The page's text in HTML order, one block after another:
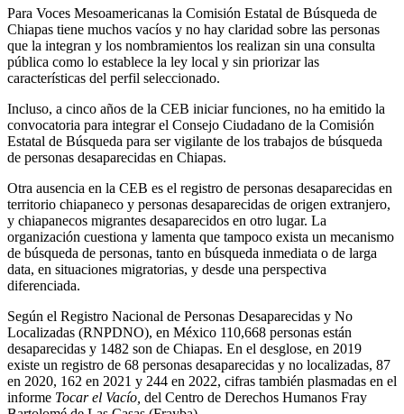
Para Voces Mesoamericanas la Comisión Estatal de Búsqueda de
Chiapas tiene muchos vacíos y no hay claridad sobre las personas
que la integran y los nombramientos los realizan sin una consulta
pública como lo establece la ley local y sin priorizar las
características del perfil seleccionado.
Incluso, a cinco años de la CEB iniciar funciones, no ha emitido la
convocatoria para integrar el Consejo Ciudadano de la Comisión
Estatal de Búsqueda para ser vigilante de los trabajos de búsqueda
de personas desaparecidas en Chiapas.
Otra ausencia en la CEB es el registro de personas desaparecidas en
territorio chiapaneco y personas desaparecidas de origen extranjero,
y chiapanecos migrantes desaparecidos en otro lugar. La
organización cuestiona y lamenta que tampoco exista un mecanismo
de búsqueda de personas, tanto en búsqueda inmediata o de larga
data, en situaciones migratorias, y desde una perspectiva
diferenciada.
Según el Registro Nacional de Personas Desaparecidas y No
Localizadas (RNPDNO), en México 110,668 personas están
desaparecidas y 1482 son de Chiapas. En el desglose, en 2019
existe un registro de 68 personas desaparecidas y no localizadas, 87
en 2020, 162 en 2021 y 244 en 2022, cifras también plasmadas en el
informe Tocar el Vacío, del Centro de Derechos Humanos Fray